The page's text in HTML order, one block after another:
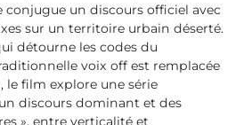
conjugue un discours officiel avec
sur un territoire urbain déserté.
détourne les codes du
voix off est remplacée
le film explore une série
discours dominant et des
», entre verticalité et